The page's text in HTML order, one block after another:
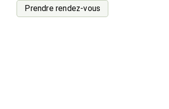
Prendre rendez-vous